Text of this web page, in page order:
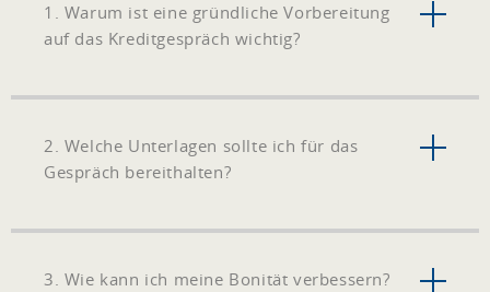
1. Warum ist eine gründliche Vorbereitung
auf das Kreditgespräch wichtig?
2. Welche Unterlagen sollte ich für das
Gespräch bereithalten?
3. Wie kann ich meine Bonität verbessern?